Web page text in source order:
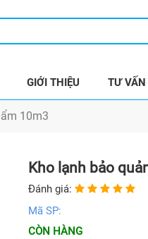
GIỚI THIỆU TƯ
10m3
Kho lạnh bảo
Đánh giá:
Mã SP:
CÒN HÀNG